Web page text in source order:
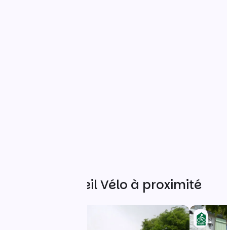
Autres Accueil Vélo à proximité